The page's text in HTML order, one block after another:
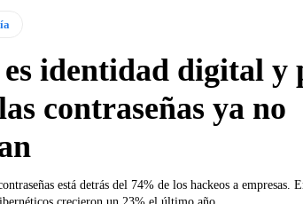
es identidad digital y
contraseñas ya no
está detrás del 74% de los hackeos a empresas.